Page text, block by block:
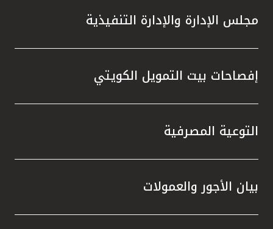
مجلس الإدارة والإدارة التنفيذية
إفصاحات بيت التمويل الكويتي
التوعية المصرفية
بيان الأجور والعمولات